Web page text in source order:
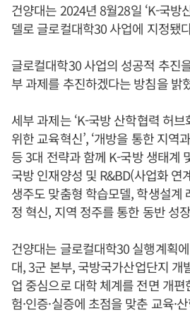
건양대는 2024년 8월28일 ‘K-국방
델로 글로컬대학30 사업에 지정됐
글로컬대학30 사업의 성공적 추진
부 과제를 추진하겠다는 방침을 밝
세부 과제는 ‘K-국방 산학협력 허브
위한 교육혁신’, ‘개방을 통한 지역
등 3대 전략과 함께 K-국방 생태계
국방 인재양성 및 R&BD(사업화 연
생주도 맞춤형 학습모델, 학생설계
정 혁신, 지역 정주를 통한 동반 성
건양대는 글로컬대학30 실행계획
대, 3군 본부, 국방국가산업단지 개
업 중심으로 대학 체계를 전면 개
험·인증·실증에 초점을 맞춘 교육·